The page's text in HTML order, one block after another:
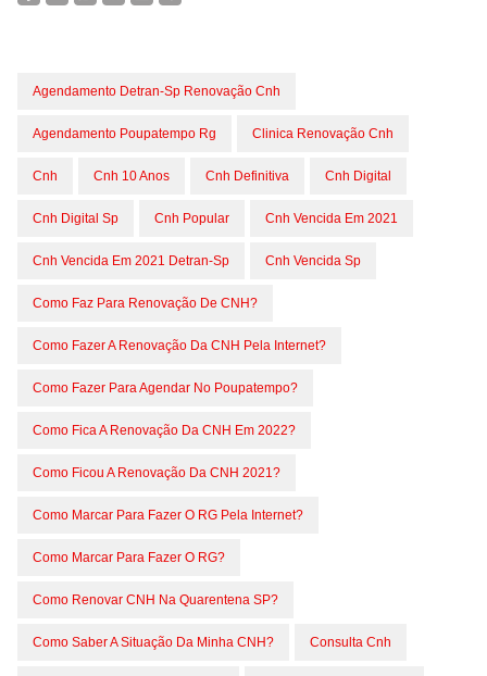
Agendamento Detran-Sp Renovação Cnh
Agendamento Poupatempo Rg Clinica Renovação Cnh
Cnh Cnh 10 Anos Cnh Definitiva Cnh Digital
Cnh Digital Sp Cnh Popular Cnh Vencida Em 2021
Cnh Vencida Em 2021 Detran-Sp Cnh Vencida Sp
Como Faz Para Renovação De CNH?
Como Fazer A Renovação Da CNH Pela Internet?
Como Fazer Para Agendar No Poupatempo?
Como Fica A Renovação Da CNH Em 2022?
Como Ficou A Renovação Da CNH 2021?
Como Marcar Para Fazer O RG Pela Internet?
Como Marcar Para Fazer O RG?
Como Renovar CNH Na Quarentena SP?
Como Saber A Situação Da Minha CNH? Consulta Cnh